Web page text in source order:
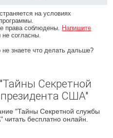
на условиях
права соблюдены. Напишите
согласны.
знаете что делать дальше?
Секретной
США"
"Тайны Секретной службы
бесплатно онлайн.